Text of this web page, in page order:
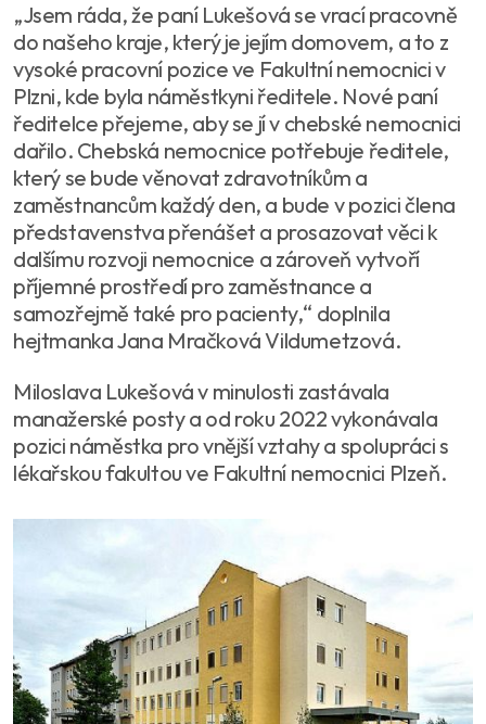
„Jsem ráda, že paní Lukešová se vrací pracovně
do našeho kraje, který je jejím domovem, a to z
vysoké pracovní pozice ve Fakultní nemocnici v
Plzni, kde byla náměstkyni ředitele. Nové paní
ředitelce přejeme, aby se jí v chebské nemocnici
dařilo. Chebská nemocnice potřebuje ředitele,
který se bude věnovat zdravotníkům a
zaměstnancům každý den, a bude v pozici člena
představenstva přenášet a prosazovat věci k
dalšímu rozvoji nemocnice a zároveň vytvoří
příjemné prostředí pro zaměstnance a
samozřejmě také pro pacienty,“ doplnila
hejtmanka Jana Mračková Vildumetzová.
Miloslava Lukešová v minulosti zastávala
manažerské posty a od roku 2022 vykonávala
pozici náměstka pro vnější vztahy a spolupráci s
lékařskou fakultou ve Fakultní nemocnici Plzeň.